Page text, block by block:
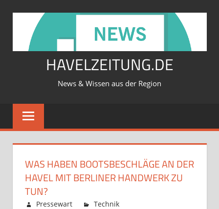
springen
HAVELZEITUNG.DE
News & Wissen aus der Region
WAS HABEN BOOTSBESCHLÄGE AN DER
HAVEL MIT BERLINER HANDWERK ZU
TUN?
Februar 12, 2026
Pressewart Technik